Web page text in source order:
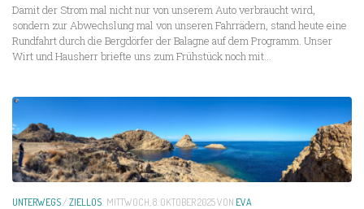
Damit der Strom mal nicht nur von unserem Auto verbraucht wird,
sondern zur Abwechslung mal von unseren Fahrrädern, stand heute eine
Rundfahrt durch die Bergdörfer der Balagne auf dem Programm. Unser
Wirt und Hausherr briefte uns zum Frühstück noch mit...
UNTERWEGS/ZIELLOS MITTWOCH, 8. OKTOBER 2025VON EVA